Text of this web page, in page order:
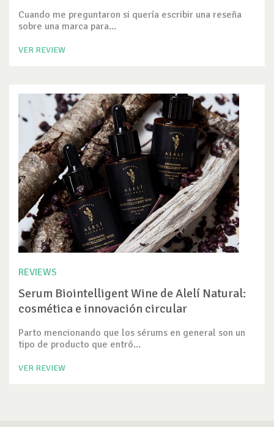
Cuando me preguntaron si quería escribir una reseña
sobre una marca para...
VER REVIEW
REVIEWS
Serum Biointelligent Wine de Alelí Natural:
cosmética e innovación circular
Parto mencionando que los sérums en general son un
tipo de producto que entró...
VER REVIEW